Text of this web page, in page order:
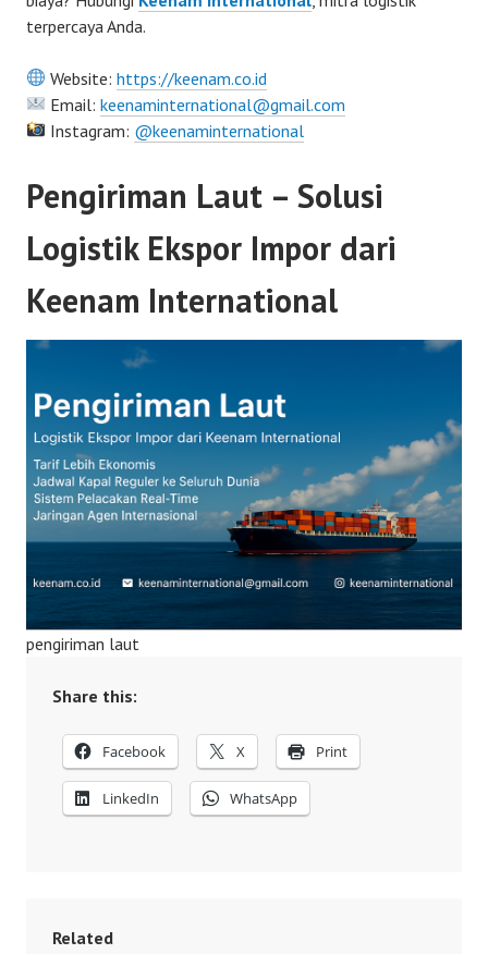
terpercaya Anda.
Website:https://keenam.co.id
Email:keenaminternational@gmail.com
Instagram: @keenaminternational
Pengiriman Laut – Solusi
Logistik Ekspor Impor dari
Keenam International
pengiriman laut
Share this:
Facebook X Print
LinkedIn WhatsApp
Related